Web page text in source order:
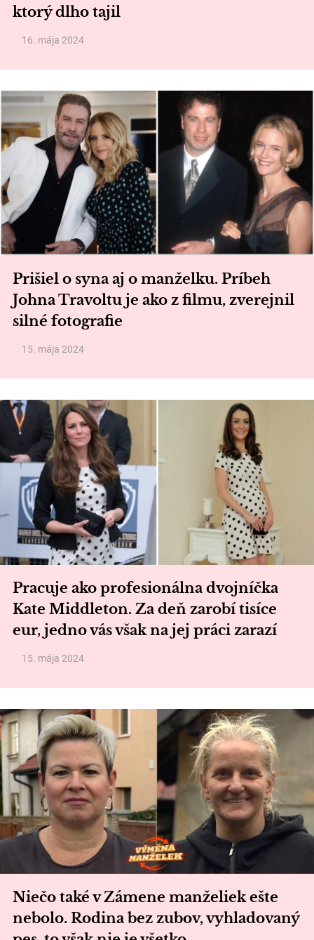
ktorý dlho tajil
16. mája 2024
Prišiel o syna aj o manželku. Príbeh
Johna Travoltu je ako z filmu, zverejnil
silné fotografie
15. mája 2024
Pracuje ako profesionálna dvojníčka
Kate Middleton. Za deň zarobí tisíce
eur, jedno vás však na jej práci zarazí
15. mája 2024
Niečo také v Zámene manželiek ešte
nebolo. Rodina bez zubov, vyhladovaný